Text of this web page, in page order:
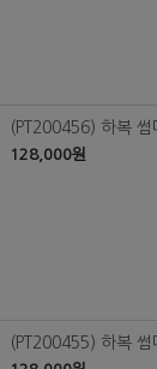
(PT200456) 하복
128,000원
(PT200455) 하복